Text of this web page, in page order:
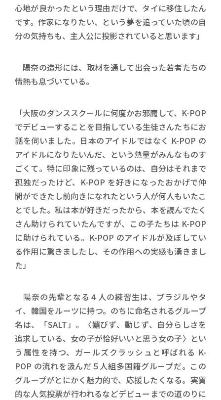
心地が良かったという理由だけで、タイに移住したん
です。作家になりたい、という夢を追っていた頃の自
分の気持ちも、主人公に投影されていると思います」
陽奈の造形には、取材を通して出会った若者たちの
情熱も息づいている。
「大阪のダンススクールに何度かお邪魔して、K-POP
でデビューすることを目指している生徒さんたちにお
話を伺いました。日本のアイドルではなく K-POP の
アイドルになりたいんだ、という熱量がみんなものす
ごくて。特に印象に残っているのは、自分はそれまで
孤独だったけど、K-POP を好きになったおかげで仲
間ができたし前向きになれたという人が何人もいたこ
とでした。私は本が好きだったから、本を読んでたく
さん助けられていたんですが、この子たちは K-POP
に助けられている。K-POP のアイドルが及ぼしてい
る作用に驚きましたし、その作用への実感も湧きまし
た」
陽奈の先輩となる４人の練習生は、ブラジルやタ
イ、韓国をルーツに持つ。のちに命名されるグループ
名は、「SALT」。〈媚びず、動じず、自分らしさを
追求している、女の子が恰好いいと思う女の子〉とい
う属性を持つ、ガールズクラッシュと呼ばれる K-
POP の流れを汲んだ５人組多国籍グループだ。この
グループがとにかく魅力的で、応援したくなる。実質
的な人気投票が行われるなどデビューまでの道のりに